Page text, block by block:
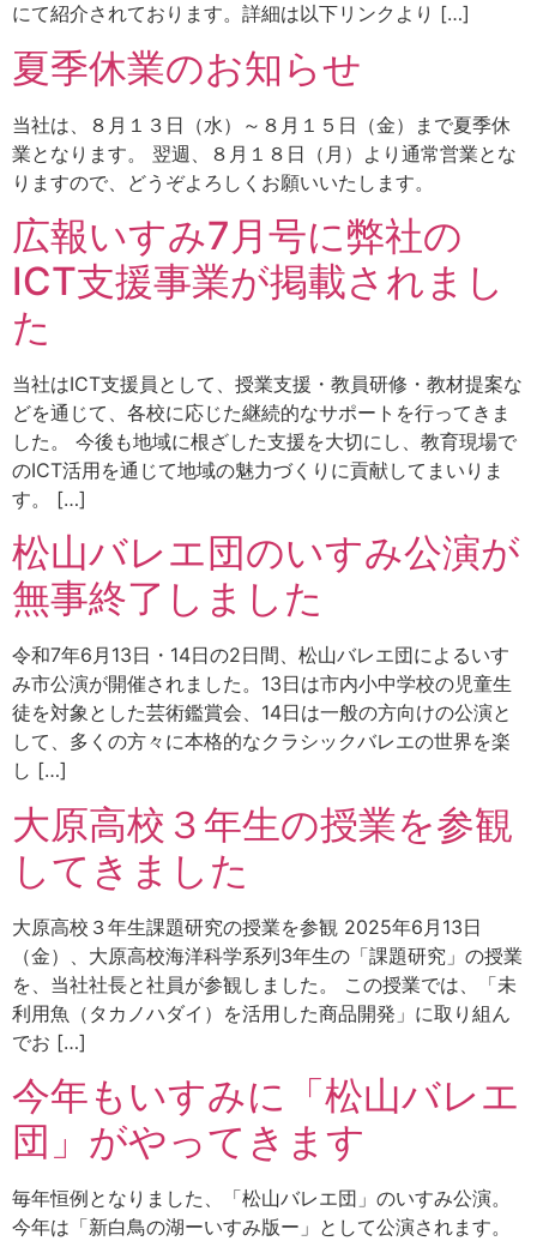
にて紹介されております。詳細は以下リンクより […]
夏季休業のお知らせ
当社は、８月１３日（水）～８月１５日（金）まで夏季休
業となります。 翌週、８月１８日（月）より通常営業とな
りますので、どうぞよろしくお願いいたします。
広報いすみ7月号に弊社の
ICT支援事業が掲載されまし
た
当社はICT支援員として、授業支援・教員研修・教材提案な
どを通じて、各校に応じた継続的なサポートを行ってきま
した。 今後も地域に根ざした支援を大切にし、教育現場で
のICT活用を通じて地域の魅力づくりに貢献してまいりま
す。 […]
松山バレエ団のいすみ公演が
無事終了しました
令和7年6月13日・14日の2日間、松山バレエ団によるいす
み市公演が開催されました。13日は市内小中学校の児童生
徒を対象とした芸術鑑賞会、14日は一般の方向けの公演と
して、多くの方々に本格的なクラシックバレエの世界を楽
し […]
大原高校３年生の授業を参観
してきました
大原高校３年生課題研究の授業を参観 2025年6月13日
（金）、大原高校海洋科学系列3年生の「課題研究」の授業
を、当社社長と社員が参観しました。 この授業では、「未
利用魚（タカノハダイ）を活用した商品開発」に取り組ん
でお […]
今年もいすみに「松山バレエ
団」がやってきます
毎年恒例となりました、「松山バレエ団」のいすみ公演。
今年は「新白鳥の湖ーいすみ版ー」として公演されます。